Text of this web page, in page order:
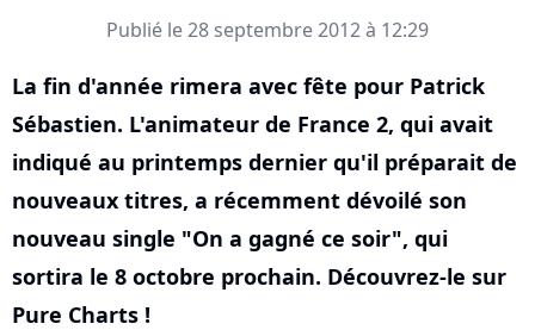
Publié le 28 septembre 2012 à 12:29
La fin d'année rimera avec fête pour Patrick
Sébastien. L'animateur de France 2, qui avait
indiqué au printemps dernier qu'il préparait de
nouveaux titres, a récemment dévoilé son
nouveau single "On a gagné ce soir", qui
sortira le 8 octobre prochain. Découvrez-le sur
Pure Charts !